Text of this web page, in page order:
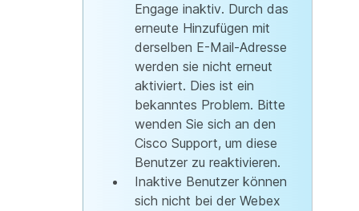
Engage inaktiv. Durch das
erneute Hinzufügen mit
derselben E-Mail-Adresse
werden sie nicht erneut
aktiviert. Dies ist ein
bekanntes Problem. Bitte
wenden Sie sich an den
Cisco Support, um diese
Benutzer zu reaktivieren.
Inaktive Benutzer können
sich nicht bei der Webex